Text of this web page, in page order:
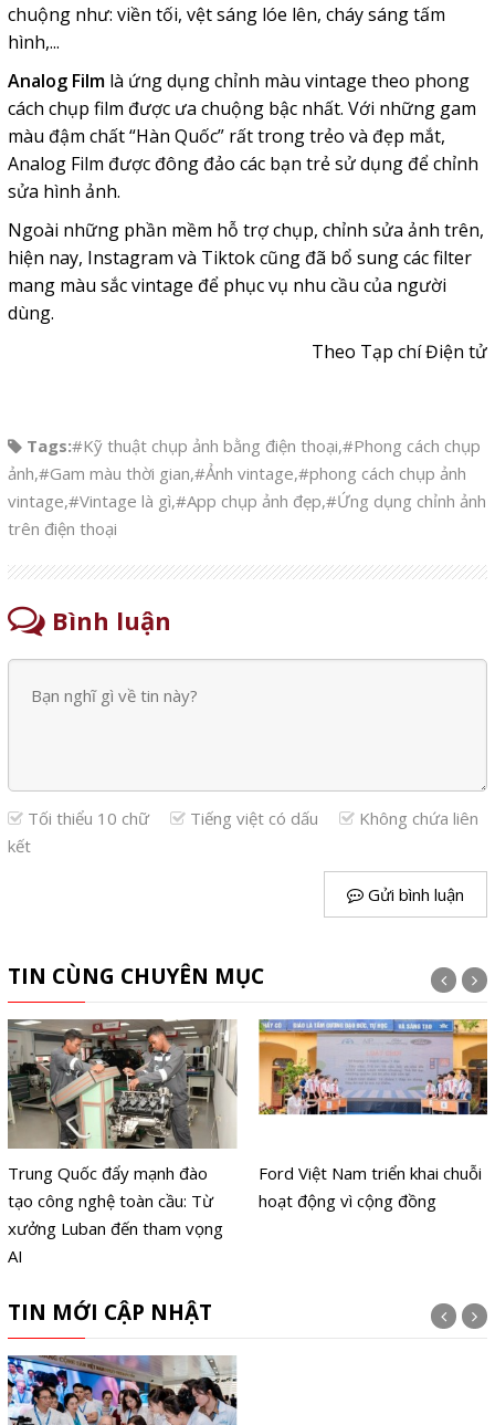
chuộng như: viền tối, vệt sáng lóe lên, cháy sáng tấm
hình,...
Analog Filmlà ứng dụng chỉnh màu vintage theo phong
cách chụp film được ưa chuộng bậc nhất. Với những gam
màu đậm chất “Hàn Quốc” rất trong trẻo và đẹp mắt,
Analog Film được đông đảo các bạn trẻ sử dụng để chỉnh
sửa hình ảnh.
Ngoài những phần mềm hỗ trợ chụp, chỉnh sửa ảnh trên,
hiện nay, Instagram và Tiktok cũng đã bổ sung các filter
mang màu sắc vintage để phục vụ nhu cầu của người
dùng.
Theo Tạp chí Điện tử
Tags:#Kỹ thuật chụp ảnh bằng điện thoại,#Phong cách chụp
ảnh,#Gam màu thời gian,#Ảnh vintage,#phong cách chụp ảnh
vintage,#Vintage là gì,#App chụp ảnh đẹp,#Ứng dụng chỉnh ảnh
trên điện thoại
Bình luận
Tối thiểu 10 chữ Tiếng việt có dấu
Không chứa liên
kết
Gửi bình luận
TIN CÙNG CHUYÊN MỤC
Trung Quốc đẩy mạnh đào
tạo công nghệ toàn cầu: Từ
xưởng Luban đến tham vọng
AI
Ford Việt Nam triển khai chuỗi
hoạt động vì cộng đồng
TIN MỚI CẬP NHẬT